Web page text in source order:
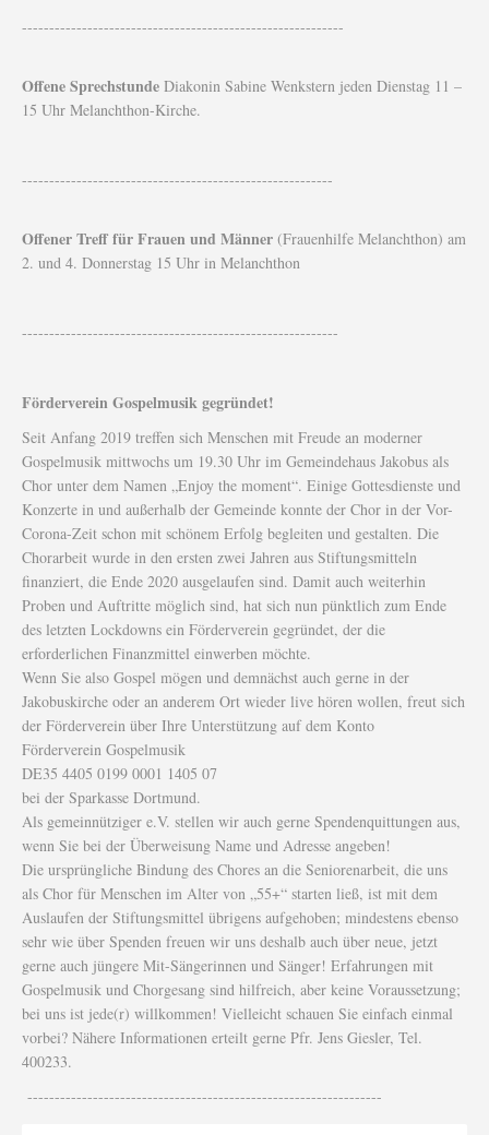
-----------------------------------------------------------
Offene Sprechstunde Diakonin Sabine Wenkstern jeden Dienstag 11 –
15 Uhr Melanchthon-Kirche.
---------------------------------------------------------
Offener Treff für Frauen und Männer (Frauenhilfe Melanchthon) am
2. und 4. Donnerstag 15 Uhr in Melanchthon
----------------------------------------------------------
Förderverein Gospelmusik gegründet!
Seit Anfang 2019 treffen sich Menschen mit Freude an moderner
Gospelmusik mittwochs um 19.30 Uhr im Gemeindehaus Jakobus als
Chor unter dem Namen „Enjoy the moment“. Einige Gottesdienste und
Konzerte in und außerhalb der Gemeinde konnte der Chor in der Vor-
Corona-Zeit schon mit schönem Erfolg begleiten und gestalten. Die
Chorarbeit wurde in den ersten zwei Jahren aus Stiftungsmitteln
finanziert, die Ende 2020 ausgelaufen sind. Damit auch weiterhin
Proben und Auftritte möglich sind, hat sich nun pünktlich zum Ende
des letzten Lockdowns ein Förderverein gegründet, der die
erforderlichen Finanzmittel einwerben möchte.
Wenn Sie also Gospel mögen und demnächst auch gerne in der
Jakobuskirche oder an anderem Ort wieder live hören wollen, freut sich
der Förderverein über Ihre Unterstützung auf dem Konto
Förderverein Gospelmusik
DE35 4405 0199 0001 1405 07
bei der Sparkasse Dortmund.
Als gemeinnütziger e.V. stellen wir auch gerne Spendenquittungen aus,
wenn Sie bei der Überweisung Name und Adresse angeben!
Die ursprüngliche Bindung des Chores an die Seniorenarbeit, die uns
als Chor für Menschen im Alter von „55+“ starten ließ, ist mit dem
Auslaufen der Stiftungsmittel übrigens aufgehoben; mindestens ebenso
sehr wie über Spenden freuen wir uns deshalb auch über neue, jetzt
gerne auch jüngere Mit-Sängerinnen und Sänger! Erfahrungen mit
Gospelmusik und Chorgesang sind hilfreich, aber keine Voraussetzung;
bei uns ist jede(r) willkommen! Vielleicht schauen Sie einfach einmal
vorbei? Nähere Informationen erteilt gerne Pfr. Jens Giesler, Tel.
400233.
-----------------------------------------------------------------